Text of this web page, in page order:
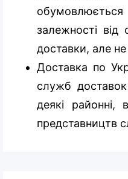
залежності від
доставки, але
Доставка по
служб
деякі районні,
представництв